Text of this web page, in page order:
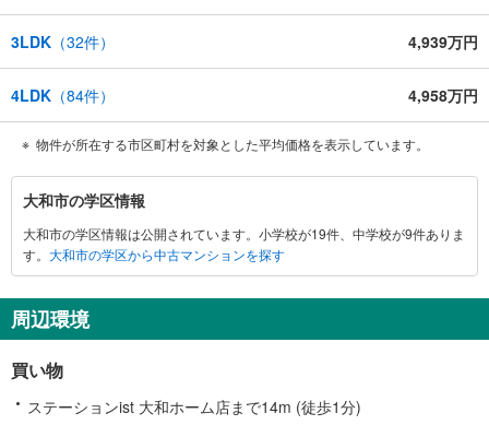
3LDK （32件） 4,939万円
4LDK （84件） 4,958万円
物件が所在する市区町村を対象とした平均価格を表示しています。
大
和
市
に
す
る
報
大和市の学区情報
大和市の学区情報は公開されています。小学校が19件、中学校が9件ありま
す。 大和市の学区から中古マンションを探す
周辺環境
買い物
ステーションist 大和ホーム店まで14m (徒歩1分)